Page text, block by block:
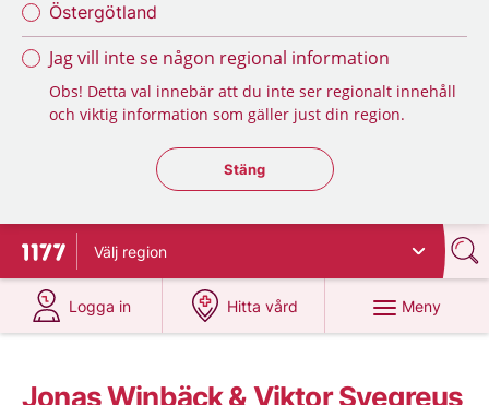
Östergötland
Jag vill inte se någon regional information
Obs! Detta val innebär att du inte ser regionalt innehåll
och viktig information som gäller just din region.
Stäng regionsväljaren
Stäng
Till startsidan för 1177
Välj region
Logga in
på 1177.se
Hitta vård
på 1177.se
Meny
Jonas Winbäck & Viktor Svegreus